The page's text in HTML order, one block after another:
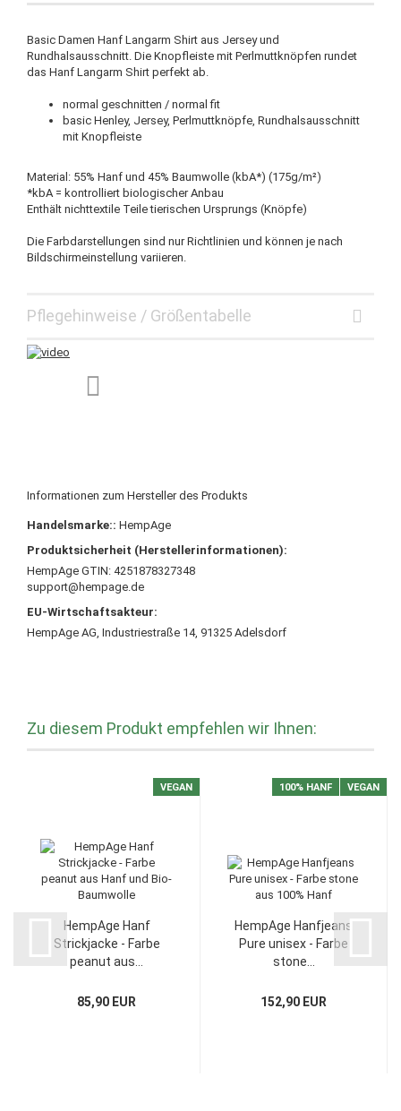
Basic Damen Hanf Langarm Shirt aus Jersey und
Rundhalsausschnitt. Die Knopfleiste mit Perlmuttknöpfen rundet
das Hanf Langarm Shirt perfekt ab.
normal geschnitten / normal fit
basic Henley, Jersey, Perlmuttknöpfe, Rundhalsausschnitt
mit Knopfleiste
Material: 55% Hanf und 45% Baumwolle (kbA*) (175g/m²)
*kbA = kontrolliert biologischer Anbau
Enthält nichttextile Teile tierischen Ursprungs (Knöpfe)
Die Farbdarstellungen sind nur Richtlinien und können je nach
Bildschirmeinstellung variieren.
Pflegehinweise / Größentabelle
Informationen zum Hersteller des Produkts
Handelsmarke:: HempAge
Produktsicherheit (Herstellerinformationen):
HempAge GTIN: 4251878327348
support@hempage.de
EU-Wirtschaftsakteur:
HempAge AG, Industriestraße 14, 91325 Adelsdorf
Zu diesem Produkt empfehlen wir Ihnen:
VEGAN
HempAge Hanf
Strickjacke - Farbe
peanut aus...
85,90 EUR
100% HANF VEGAN
HempAge Hanfjeans
Pure unisex - Farbe
stone...
152,90 EUR